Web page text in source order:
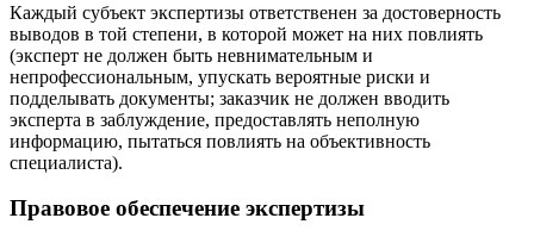
Каждый субъект экспертизы ответственен за достоверность
выводов в той степени, в которой может на них повлиять
(эксперт не должен быть невнимательным и
непрофессиональным, упускать вероятные риски и
подделывать документы; заказчик не должен вводить
эксперта в заблуждение, предоставлять неполную
информацию, пытаться повлиять на объективность
специалиста).
Правовое обеспечение экспертизы